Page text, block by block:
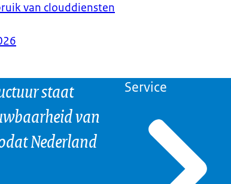
van clouddiensten
staat
van
Nederland
Service